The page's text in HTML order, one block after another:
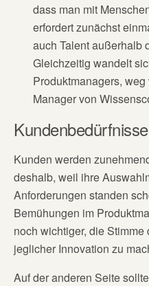
dass man mit
erfordert zunächst
auch Talent außerhalb
Gleichzeitig wandelt
Produktmanagers, weg
Manager von
Kundenbedürfnisse
Kunden werden
deshalb, weil ihre
Anforderungen standen
Bemühungen im
noch wichtiger, die
jeglicher Innovation zu
Auf der anderen Seite